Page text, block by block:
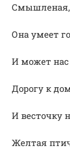
Смышленая,
Она умеет
И может нас
Дорогу к
И весточку
Желтая